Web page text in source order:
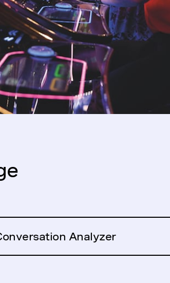
Analyzer